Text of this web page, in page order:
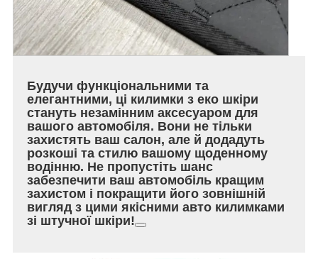
Будучи функціональними та
елегантними, ці килимки з еко шкіри
стануть незамінним аксесуаром для
вашого автомобіля. Вони не тільки
захистять ваш салон, але й додадуть
розкоші та стилю вашому щоденному
водінню. Не пропустіть шанс
забезпечити ваш автомобіль кращим
захистом і покращити його зовнішній
вигляд з цими якісними авто килимками
зі штучної шкіри!